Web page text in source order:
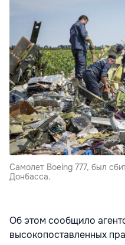
Самолет Boeing 777, был
Донбасса.
Об этом сообщило
высокопоставленных